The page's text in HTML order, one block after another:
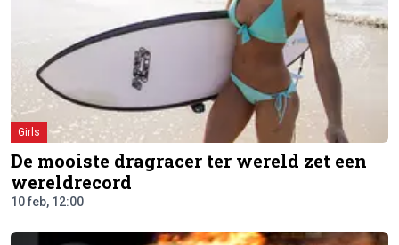
Girls
De mooiste dragracer ter wereld zet een
wereldrecord
10 feb, 12:00